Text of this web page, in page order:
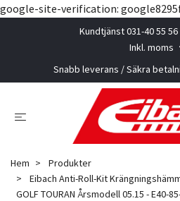
google-site-verification:
Kundtjänst 031-40 55 56
Inkl. moms
Snabb leverans / Säkra
Hem
Produkter
Eibach Anti-Roll-Kit
GOLF TOURAN Årsmodell 05.15 - E40-